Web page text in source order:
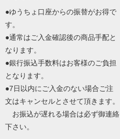
●ゆうちょ口座からの振替がお得で
す。
●通常はご入金確認後の商品手配と
なります。
●銀行振込手数料はお客様のご負担
となります。
●7日以内にご入金のない場合ご注
文はキャンセルとさせて頂きます。
お振込が遅れる場合は必ず御連絡
下さい。